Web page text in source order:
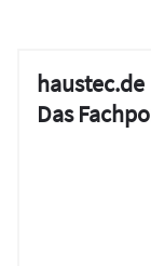
haustec.de
Das